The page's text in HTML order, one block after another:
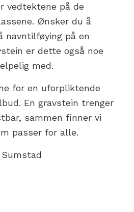
vedtektene på de
Ønsker du å
navntilføying på en
er dette også noe
med.
for en uforpliktende
En gravstein trenger
sammen finner vi
passer for alle.